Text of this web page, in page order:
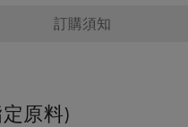
訂購須知
原料)